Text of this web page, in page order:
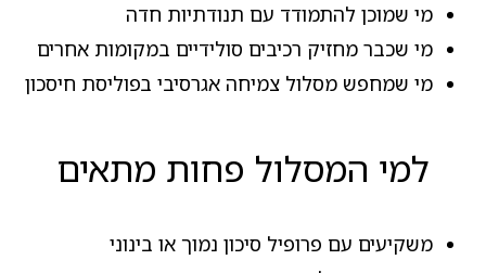
מי שמוכן להתמודד עם תנודתיות חדה
מי שכבר מחזיק רכיבים סולידיים במקומות אחרים
מי שמחפש מסלול צמיחה אגרסיבי בפוליסת חיסכון
למי המסלול פחות מתאים
משקיעים עם פרופיל סיכון נמוך או בינוני